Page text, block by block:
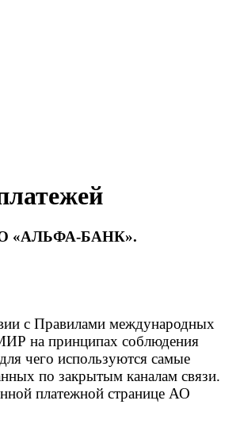
АО «АЛЬФА-БАНК».
с Правилами международных
на принципах соблюдения
чего используются самые
по закрытым каналам связи.
платежной странице АО